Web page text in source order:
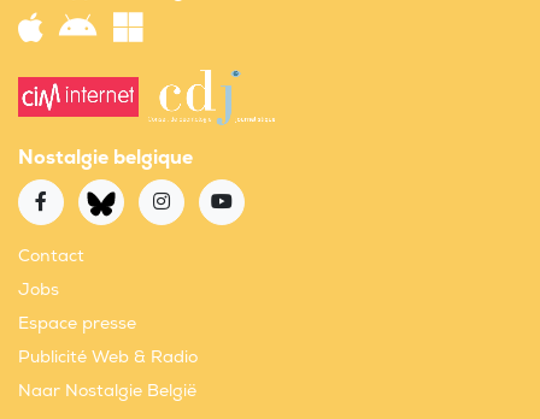
Nostalgie belgique
Contact
Jobs
Espace presse
Publicité Web & Radio
Naar Nostalgie België